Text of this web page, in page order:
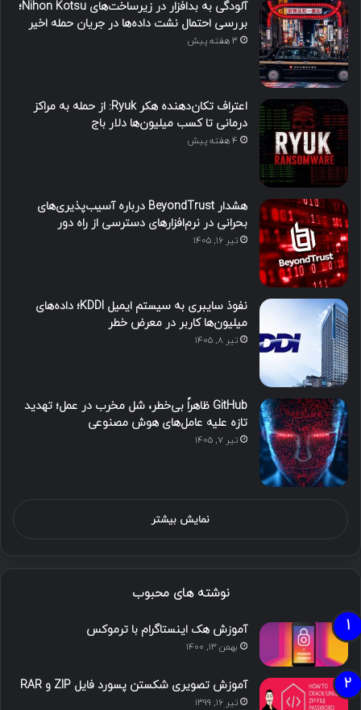
آلودگی به بدافزار در زیرساخت‌های Nihon Kotsu؛
بررسی احتمال نشت داده‌ها در جریان حمله اخیر
3 هفته پیش
اعتراف تکان‌دهنده هکر Ryuk: از حمله به مراکز
درمانی تا کسب میلیون‌ها دلار باج
4 هفته پیش
هشدار BeyondTrust درباره آسیب‌پذیری‌های
بحرانی در نرم‌افزارهای دسترسی از راه دور
تیر ۱۶, ۱۴۰۵
نفوذ سایبری به سیستم ایمیل KDDI؛ داده‌های
میلیون‌ها کاربر در معرض خطر
تیر ۸, ۱۴۰۵
GitHub ظاهراً بی‌خطر، شل مخرب در عمل؛ تهدید
تازه علیه عامل‌های هوش مصنوعی
تیر ۷, ۱۴۰۵
نمایش بیشتر
نوشته های محبوب
آموزش هک اینستاگرام با ترموکس
بهمن ۱۳, ۱۴۰۰
آموزش تصویری شکستن پسورد فایل ZIP و RAR
تیر ۱۶, ۱۳۹۹